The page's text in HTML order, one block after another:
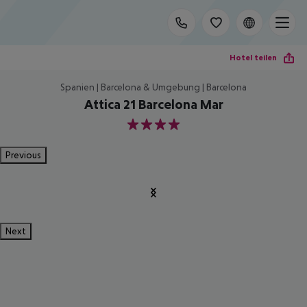
Hotel teilen
Spanien | Barcelona & Umgebung | Barcelona
Attica 21 Barcelona Mar
4
Previous
Next